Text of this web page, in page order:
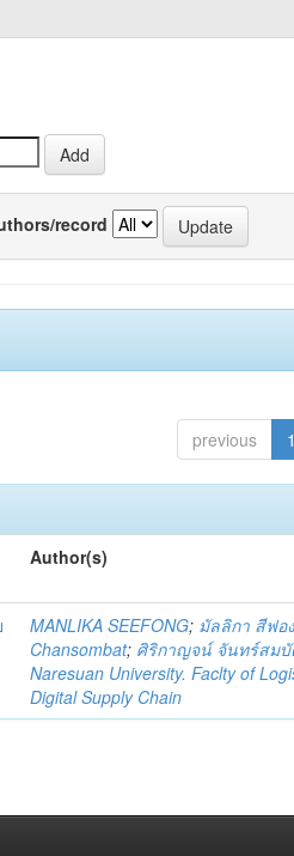
record
previous 1
Author(s)
MANLIKA SEEFONG; มัลลิกา สีฟอ
Chansombat; ศิริกาญจน์ จันทร์สม
Naresuan University. Faclty of
Digital Supply Chain